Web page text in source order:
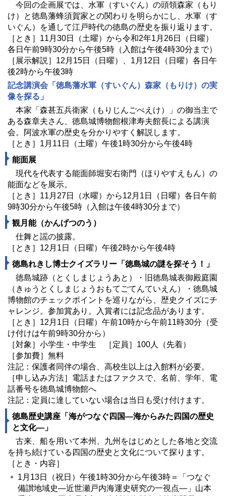
今回の企画展では、水軍（すいぐん）の頭領森家（もり
け）と徳島藩蜂須賀家との関わりを明らかにし、水軍（す
いぐん）を通して江戸時代の徳島の歴史を振り返ります。
［とき］11月30日（土曜）から令和2年1月26日（日曜）
各日午前9時30分から午後5時（入館は午後4時30分まで）
［展示解説］12月15日（日曜）、1月12日（日曜）各日午
後2時から午後3時
記念講演会「徳島藩水軍（すいぐん）森家（もりけ）の実
像を探る」
本家「森甚五兵衛家（もりじんごべえけ）」の御当主で
ある森章夫さん、徳島城博物館根津寿夫館長による講演
会。阿波水軍の歴史を分かりやすく解説します。
［とき］1月11日（土曜）午後1時30分から午後4時
能面展
現代を代表する能面師堀安右衛門（ほりやすえもん）の
能面などを展示。
［とき］11月27日（水曜）から12月1日（日曜）各日午前
9時30分から午後5時（入館は午後4時30分まで）
観月能（かんげつのう）
仕舞と謡の披露。
［とき］12月1日（日曜）午後2時から午後4時
徳島れきし博士クイズラリー「徳島城の謎を探そう！」
徳島城跡（とくしまじょうあと）・旧徳島城表御殿庭園
（きゅうとくしまじょうおもてごてんていえん）・徳島城
博物館のチェックポイントを巡りながら、歴史クイズにチ
ャレンジ。参加賞あり。入賞者には記念品があります。
［とき］12月1日（日曜）午前10時から午前11時30分（受
け付けは午前9時30分から）
［対象］小学生・中学生 ［定員］100人（先着）
［参加費］無料
注記：保護者同伴の場合、高校生以上は入館料が必要。
［申し込み方法］電話またはファクスで、名前、学年、電
話番号を徳島城博物館へ
注記：定員に達していない場合は当日も受け付けます。
徳島歴史講座「海がつなぐ四国―海からみた四国の歴史
と文化―」
古来、船を用いて本州、九州をはじめとした各地と交流
を持ち続けている四国の歴史と文化について探ります。
［とき・内容］
1月13日（祝日）午後1時30分から午後3時＝「つなぐ
備讃地域史―近世瀬戸内海運史研究の一視点―」山本